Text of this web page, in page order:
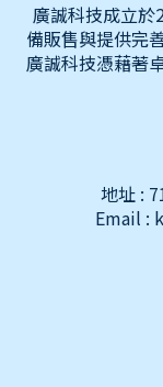
廣誠科技成立於
備販售與提供完
廣誠科技憑藉著
地址 :
Email :